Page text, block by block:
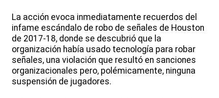
La acción evoca inmediatamente recuerdos del
infame escándalo de robo de señales de Houston
de 2017-18, donde se descubrió que la
organización había usado tecnología para robar
señales, una violación que resultó en sanciones
organizacionales pero, polémicamente, ninguna
suspensión de jugadores.